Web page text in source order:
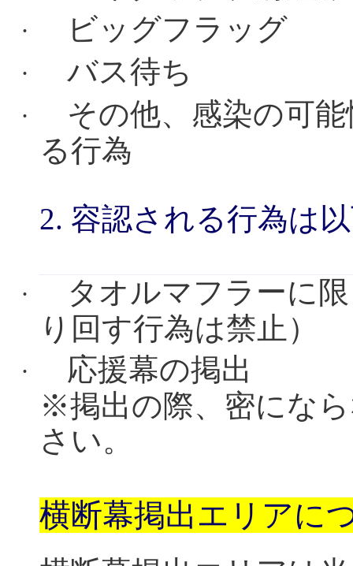
· ビッグフラッグ
· バス待ち
·
その他、感染の可
る行為
2. 容認される行為は
·
タオルマフラーに
り回す行為は禁止）
·
応援幕の掲出
※掲出の際、密にな
さい。
横断幕掲出エリアに